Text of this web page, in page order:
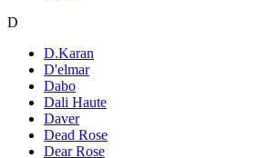
D
D.Karan
D'elmar
Dabo
Dali Haute
Daver
Dead Rose
Dear Rose